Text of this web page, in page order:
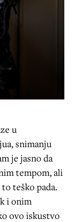
u
snimanju
je jasno da
tempom, ali
teško pada.
i onim
ovo iskustvo